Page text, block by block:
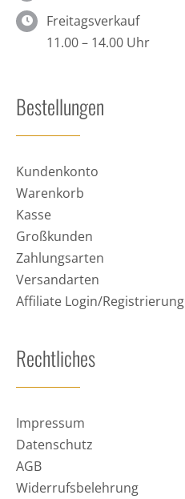
Freitagsverkauf
11.00 – 14.00 Uhr
Bestellungen
Kundenkonto
Warenkorb
Kasse
Großkunden
Zahlungsarten
Versandarten
Affiliate Login/Registrierung
Rechtliches
Impressum
Datenschutz
AGB
Widerrufsbelehrung